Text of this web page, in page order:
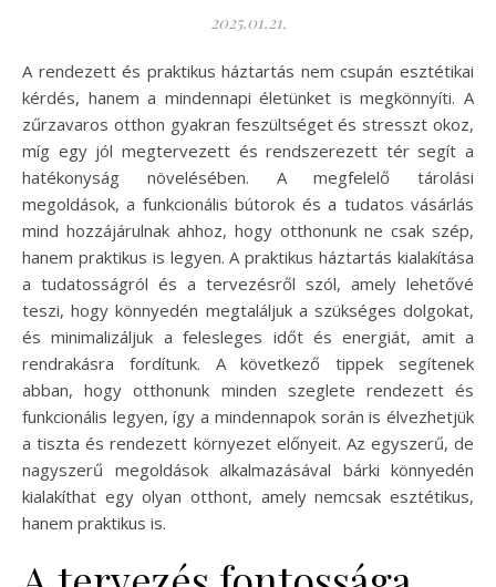
2025.01.21.
A rendezett és praktikus háztartás nem csupán esztétikai
kérdés, hanem a mindennapi életünket is megkönnyíti. A
zűrzavaros otthon gyakran feszültséget és stresszt okoz,
míg egy jól megtervezett és rendszerezett tér segít a
hatékonyság növelésében. A megfelelő tárolási
megoldások, a funkcionális bútorok és a tudatos vásárlás
mind hozzájárulnak ahhoz, hogy otthonunk ne csak szép,
hanem praktikus is legyen. A praktikus háztartás kialakítása
a tudatosságról és a tervezésről szól, amely lehetővé
teszi, hogy könnyedén megtaláljuk a szükséges dolgokat,
és minimalizáljuk a felesleges időt és energiát, amit a
rendrakásra fordítunk. A következő tippek segítenek
abban, hogy otthonunk minden szeglete rendezett és
funkcionális legyen, így a mindennapok során is élvezhetjük
a tiszta és rendezett környezet előnyeit. Az egyszerű, de
nagyszerű megoldások alkalmazásával bárki könnyedén
kialakíthat egy olyan otthont, amely nemcsak esztétikus,
hanem praktikus is.